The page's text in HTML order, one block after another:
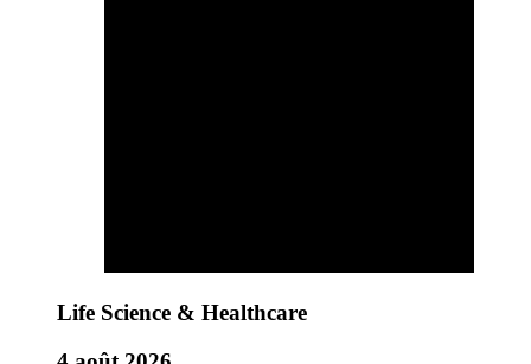
Life Science & Healthcare